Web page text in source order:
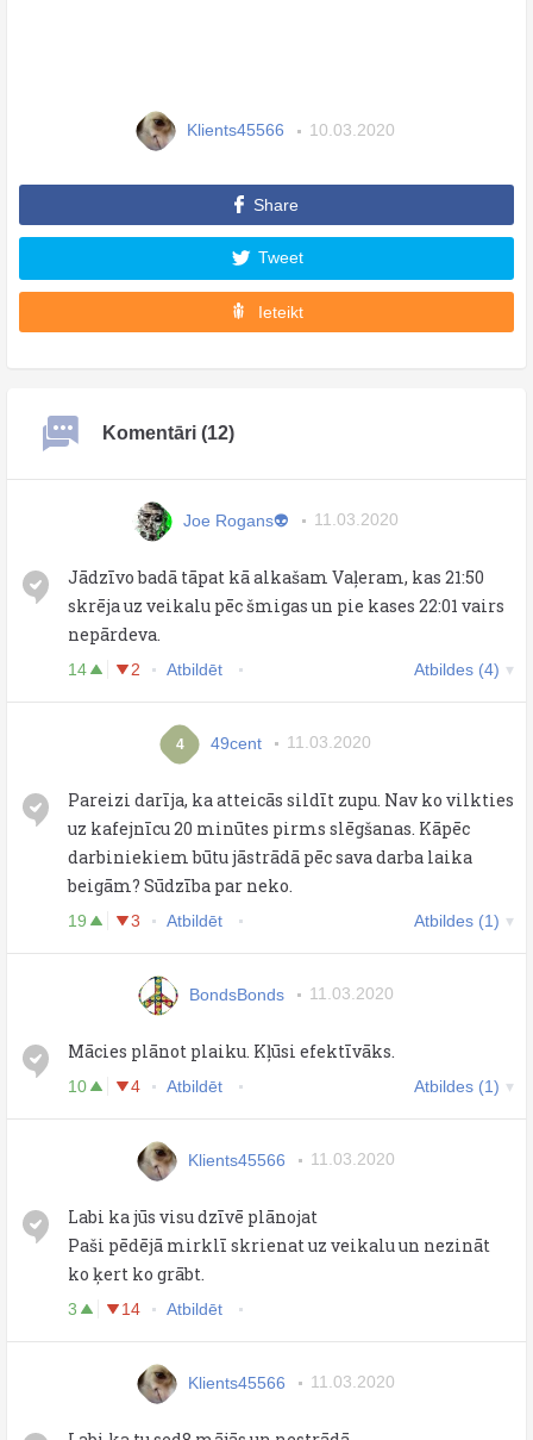
Klients45566 10.03.2020
Share
Tweet
Ieteikt
Komentāri (12)
Joe Rogans👽 11.03.2020
Jādzīvo badā tāpat kā alkašam Vaļeram, kas 21:50
skrēja uz veikalu pēc šmigas un pie kases 22:01 vairs
nepārdeva.
14 2 Atbildēt Atbildes (4)
4 49cent 11.03.2020
Pareizi darīja, ka atteicās sildīt zupu. Nav ko vilkties
uz kafejnīcu 20 minūtes pirms slēgšanas. Kāpēc
darbiniekiem būtu jāstrādā pēc sava darba laika
beigām? Sūdzība par neko.
19 3 Atbildēt Atbildes (1)
BondsBonds 11.03.2020
Mācies plānot plaiku. Kļūsi efektīvāks.
10 4 Atbildēt Atbildes (1)
Klients45566 11.03.2020
Labi ka jūs visu dzīvē plānojat
Paši pēdējā mirklī skrienat uz veikalu un nezināt
ko ķert ko grābt.
3 14 Atbildēt
Klients45566 11.03.2020